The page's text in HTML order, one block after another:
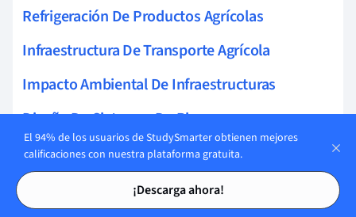
Tarjetas de estudio
Tarjetas de estudio
Refrigeración De Productos Agrícolas
Infraestructura De Transporte Agrícola
Impacto Ambiental De Infraestructuras
Diseño De Sistemas De Riego
Infraestructura De Bioseguridad
Mantenimiento Poscosecha
El 94% de los usuarios de StudySmarter obtienen mejores
calificaciones con nuestra plataforma gratuita.
¡Descarga ahora!